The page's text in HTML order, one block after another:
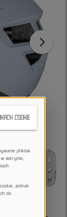
COOKIE
plików
witrynie,
jednak
do